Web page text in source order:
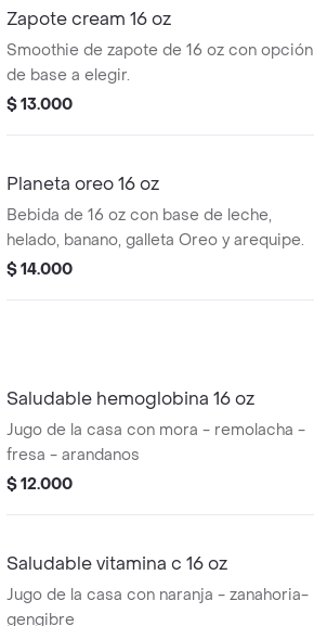
Zapote cream 16 oz
Smoothie de zapote de 16 oz con opción
de base a elegir.
$ 13.000
Planeta oreo 16 oz
Bebida de 16 oz con base de leche,
helado, banano, galleta Oreo y arequipe.
$ 14.000
Saludable hemoglobina 16 oz
Jugo de la casa con mora - remolacha -
fresa - arandanos
$ 12.000
Saludable vitamina c 16 oz
Jugo de la casa con naranja - zanahoria-
gengibre